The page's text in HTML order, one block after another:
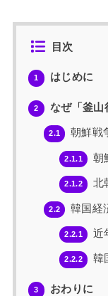
目次
1 はじめに
2 なぜ「釜山
2.1 朝鮮戦
2.1.1 朝
2.1.2 北
2.2 韓国経
2.2.1 近
2.2.2 韓
3 おわりに